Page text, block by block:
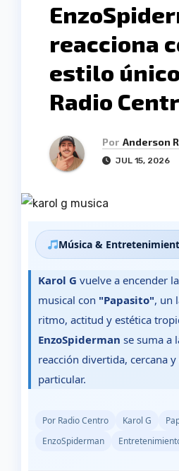
reacciona
estilo
Radio
Por Anderson
JUL 15, 2026
Música &
Karol G vuelve a encender
musical con "Papasito", un
ritmo, actitud y estética
EnzoSpiderman se suma a
reacción divertida, cercana
particular.
Por Radio Centro Karol G
EnzoSpiderman